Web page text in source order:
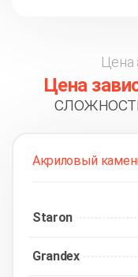
Цена
Цена
Акриловый
Staron
Grandex